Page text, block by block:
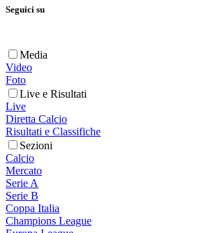
Seguici su
Media
Video
Foto
Live e Risultati
Live
Diretta Calcio
Risultati e Classifiche
Sezioni
Calcio
Mercato
Serie A
Serie B
Coppa Italia
Champions League